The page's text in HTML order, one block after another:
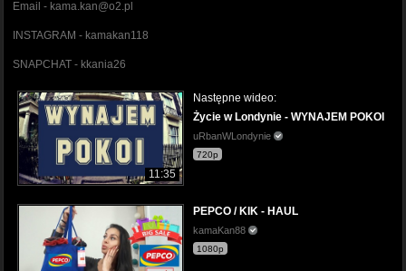
Email - kama.kan@o2.pl
INSTAGRAM - kamakan118
SNAPCHAT - kkania26
11:35
Następne wideo:
Życie w Londynie - WYNAJEM POKOI
uRbanWLondynie
720p
PEPCO / KIK - HAUL
kamaKan88
1080p